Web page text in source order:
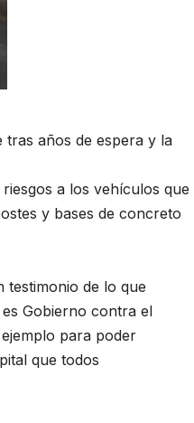
años de espera y la
a los vehículos que
y bases de concreto
testimonio de lo que
Gobierno contra el
para poder
que todos